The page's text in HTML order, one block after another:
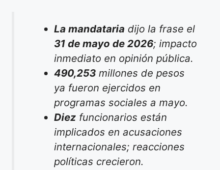
La mandataria dijo la frase el
31 de mayo de 2026; impacto
inmediato en opinión pública.
490,253 millones de pesos
ya fueron ejercidos en
programas sociales a mayo.
Diez funcionarios están
implicados en acusaciones
internacionales; reacciones
políticas crecieron.